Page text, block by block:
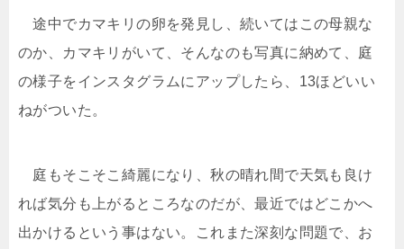
途中でカマキリの卵を発見し、続いてはこの母親な
のか、カマキリがいて、そんなのも写真に納めて、庭
の様子をインスタグラムにアップしたら、13ほどいい
ねがついた。
庭もそこそこ綺麗になり、秋の晴れ間で天気も良け
れば気分も上がるところなのだが、最近ではどこかへ
出かけるという事はない。これまた深刻な問題で、お